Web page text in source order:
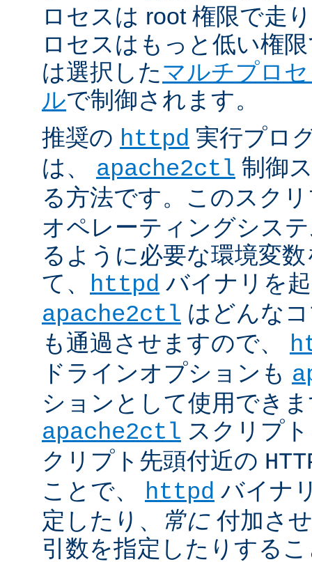
ロセスは root 権限で走
ロセスはもっと低い権
は選択したマルチプロ
ルで制御されます。
推奨の httpd 実行プロ
は、 apache2ctl 制御
る方法です。このスク
オペレーティングシス
るように必要な環境変
て、 httpd バイナリを
apache2ctl はどんな
も通過させますので、
ドラインオプションも
ションとして使用でき
apache2ctl スクリプ
クリプト先頭付近の
ことで、 httpd バイナ
定したり、
常に 付加さ
引数を指定したりする